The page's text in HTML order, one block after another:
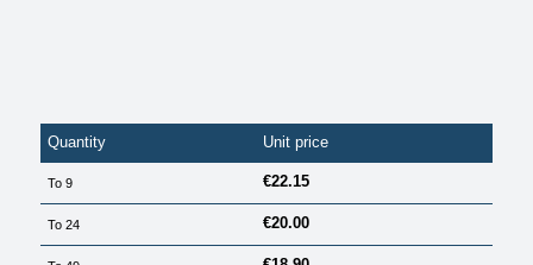
Quantity Unit price
To9 €22.15
To24 €20.00